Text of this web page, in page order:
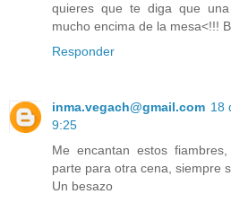
quieres que te diga que
mucho encima de la mesa<!!!
Responder
inma.vegach@gmail.com 18
9:25
Me encantan estos
parte para otra cena, siempre
Un besazo